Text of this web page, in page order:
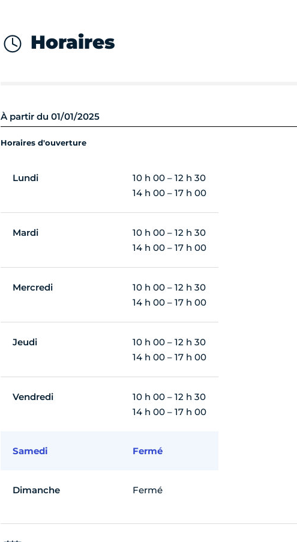
Horaires
À partir du 01/01/2025
Horaires d'ouverture
Lundi
10 h 00 – 12 h 30
14 h 00 – 17 h 00
Mardi
10 h 00 – 12 h 30
14 h 00 – 17 h 00
Mercredi
10 h 00 – 12 h 30
14 h 00 – 17 h 00
Jeudi
10 h 00 – 12 h 30
14 h 00 – 17 h 00
Vendredi
10 h 00 – 12 h 30
14 h 00 – 17 h 00
Samedi Fermé
Dimanche Fermé